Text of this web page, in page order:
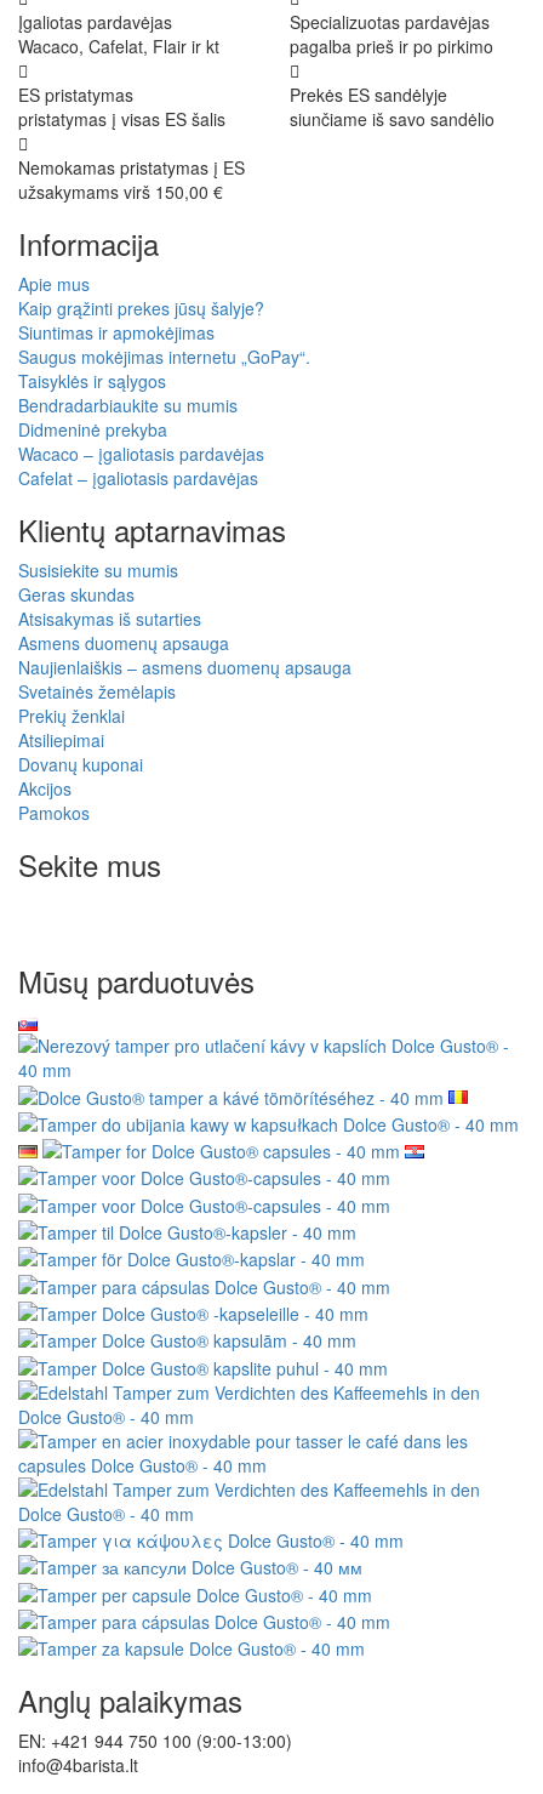
Įgaliotas pardavėjas
Wacaco, Cafelat, Flair ir kt
Specializuotas pardavėjas
pagalba prieš ir po pirkimo
ES pristatymas
pristatymas į visas ES šalis
Prekės ES sandėlyje
siunčiame iš savo sandėlio
Nemokamas pristatymas į ES
užsakymams virš 150,00 €
Informacija
Apie mus
Kaip grąžinti prekes jūsų šalyje?
Siuntimas ir apmokėjimas
Saugus mokėjimas internetu „GoPay“.
Taisyklės ir sąlygos
Bendradarbiaukite su mumis
Didmeninė prekyba
Wacaco – įgaliotasis pardavėjas
Cafelat – įgaliotasis pardavėjas
Klientų aptarnavimas
Susisiekite su mumis
Geras skundas
Atsisakymas iš sutarties
Asmens duomenų apsauga
Naujienlaiškis – asmens duomenų apsauga
Svetainės žemėlapis
Prekių ženklai
Atsiliepimai
Dovanų kuponai
Akcijos
Pamokos
Sekite mus
Mūsų parduotuvės
Anglų palaikymas
EN: +421 944 750 100 (9:00-13:00)
info@4barista.lt